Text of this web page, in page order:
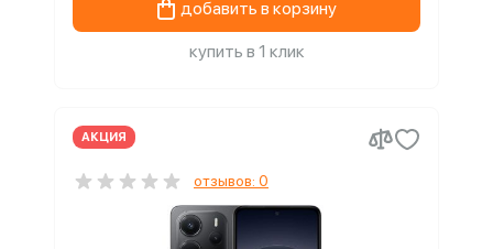
добавить в корзину
купить в 1 клик
АКЦИЯ
отзывов: 0